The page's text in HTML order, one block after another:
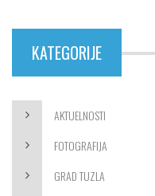
KATEGORIJE
AKTUELNOSTI
FOTOGRAFIJA
GRAD TUZLA